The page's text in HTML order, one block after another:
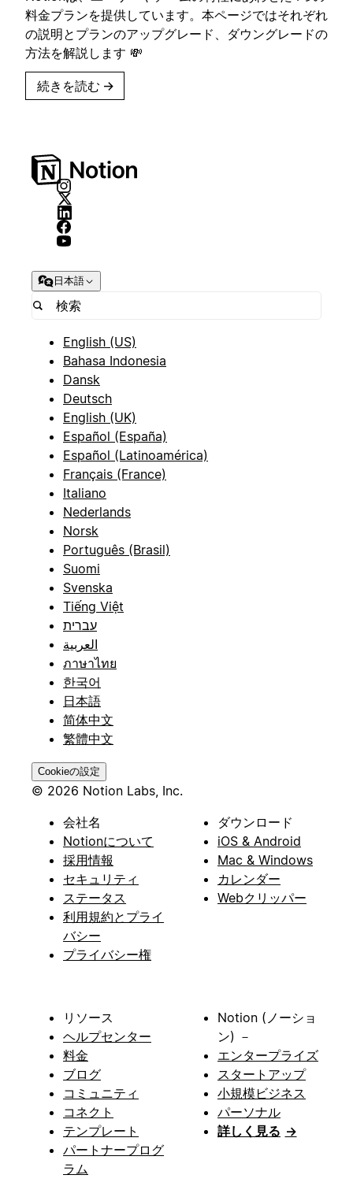
料金プランを提供しています。本ページではそれぞれ
の説明とプランのアップグレード、ダウングレードの
方法を解説します 💸
続きを読む →
日本語
English (US)
Bahasa Indonesia
Dansk
Deutsch
English (UK)
Español (España)
Español (Latinoamérica)
Français (France)
Italiano
Nederlands
Norsk
Português (Brasil)
Suomi
Svenska
Tiếng Việt
עברית
العربية
ภาษาไทย
한국어
日本語
简体中文
繁體中文
Cookieの設定
© 2026 Notion Labs, Inc.
会社名
Notionについて
採用情報
セキュリティ
ステータス
利用規約とプライ
バシー
プライバシー権
ダウンロード
iOS & Android
Mac & Windows
カレンダー
Webクリッパー
リソース
ヘルプセンター
料金
ブログ
コミュニティ
コネクト
テンプレート
パートナープログ
ラム
Notion (ノーショ
ン) －
エンタープライズ
スタートアップ
小規模ビジネス
パーソナル
詳しく見る →